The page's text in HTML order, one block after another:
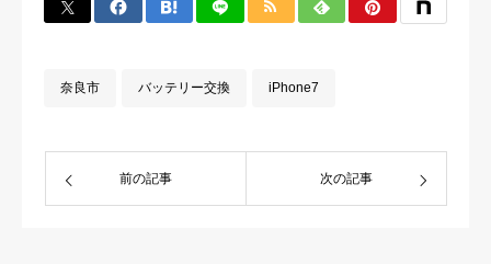
奈良市 バッテリー交換 iPhone7
前の記事 次の記事